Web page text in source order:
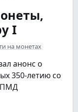
I
на монетах
анонс о
350-летию со